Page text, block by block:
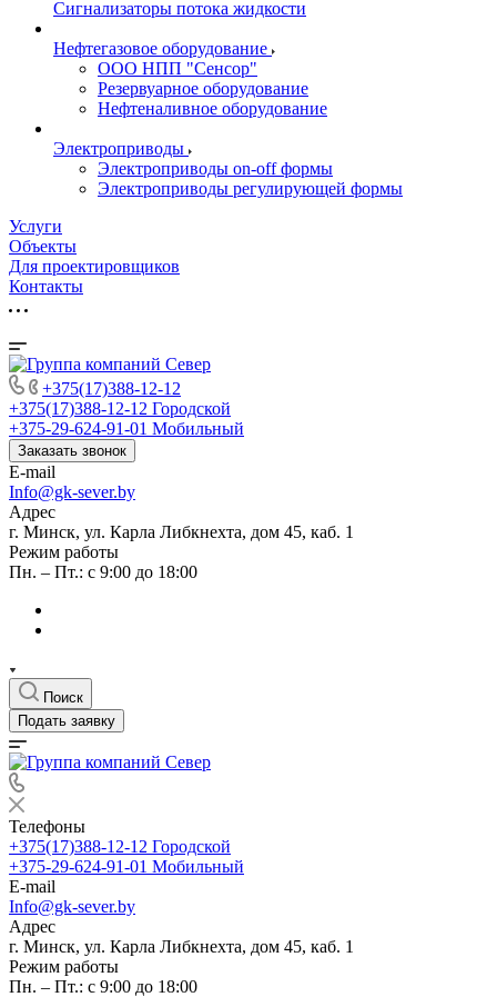
Сигнализаторы потока жидкости
Нефтегазовое оборудование
ООО НПП "Сенсор"
Резервуарное оборудование
Нефтеналивное оборудование
Электроприводы
Электроприводы on-off формы
Электроприводы регулирующей формы
Услуги
Объекты
Для проектировщиков
Контакты
+375(17)388-12-12
+375(17)388-12-12 Городской
+375-29-624-91-01 Мобильный
Заказать звонок
E-mail
Info@gk-sever.by
Адрес
г. Минск, ул. Карла Либкнехта, дом 45, каб. 1
Режим работы
Пн. – Пт.: с 9:00 до 18:00
Поиск
Подать заявку
Телефоны
+375(17)388-12-12 Городской
+375-29-624-91-01 Мобильный
E-mail
Info@gk-sever.by
Адрес
г. Минск, ул. Карла Либкнехта, дом 45, каб. 1
Режим работы
Пн. – Пт.: с 9:00 до 18:00